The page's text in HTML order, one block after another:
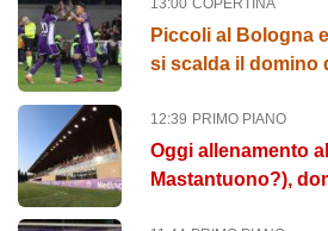
13:00 COPERTINA
Piccoli al Bologna
si scalda il domino
12:39 PRIMO PIANO
Oggi allenamento
Mastantuono?),